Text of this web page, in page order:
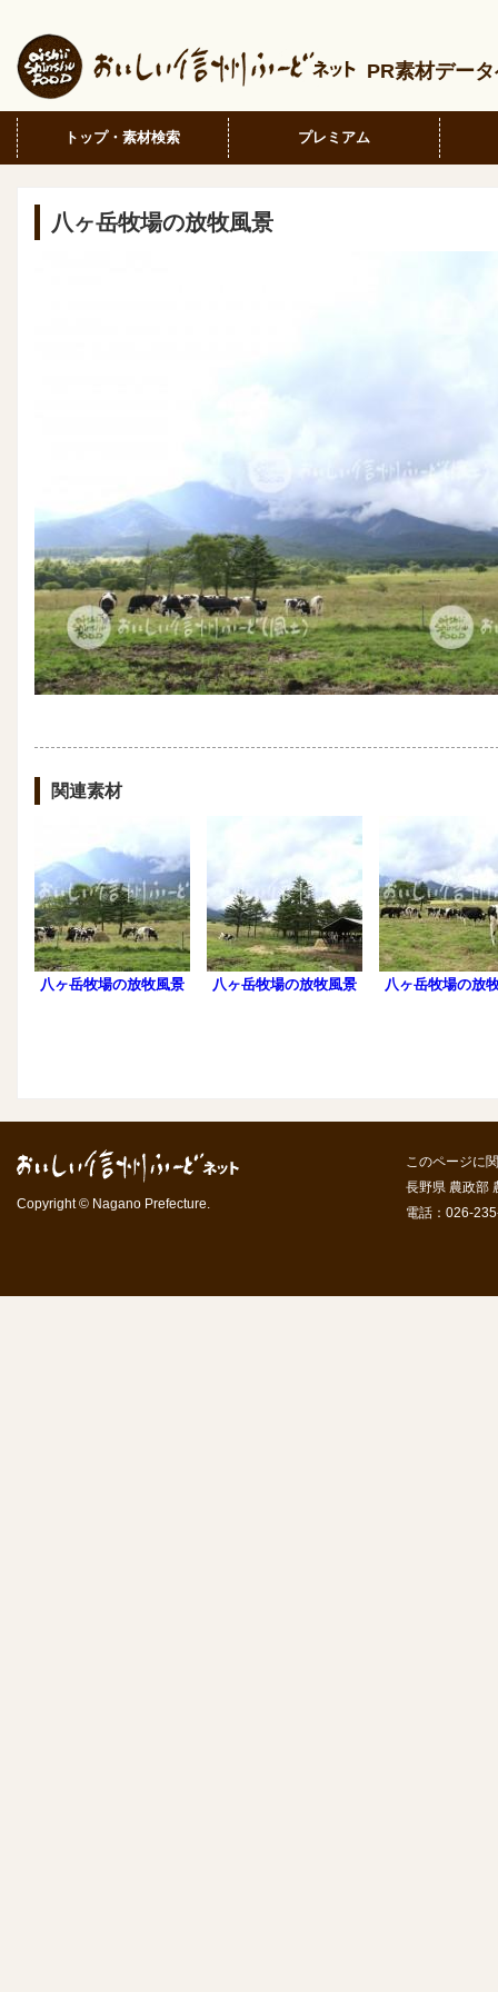
PR素材デー
トップ・素材検索 プレミアム
八ヶ岳牧場の放牧風景
関連素材
八ヶ岳牧場の放牧風景 八ヶ岳牧場の放牧風景 八ヶ岳牧場の放
Copyright © Nagano Prefecture.
このページに
長野県 農政部
電話：026-